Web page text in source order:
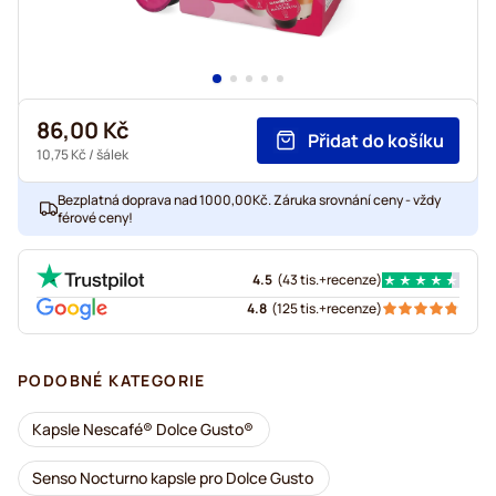
86,00 Kč
10,75 Kč / šálek
Přidat do košíku
Bezplatná doprava nad 1000,00Kč. Záruka srovnání ceny - vždy
férové ceny!
4.5 (43 tis.+recenze)
4.8 (125 tis.+recenze)
PODOBNÉ KATEGORIE
Kapsle Nescafé® Dolce Gusto®
Senso Nocturno kapsle pro Dolce Gusto